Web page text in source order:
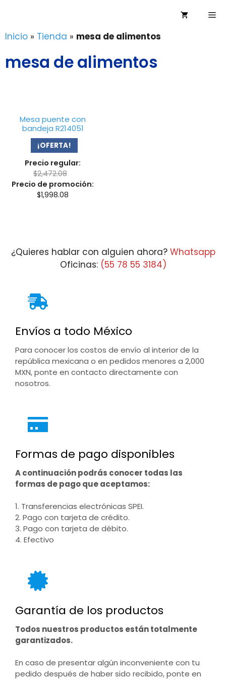
contenido
Inicio » Tienda » mesa de alimentos
mesa de alimentos
Mesa puente con
bandeja R214051
¡OFERTA!
Precio regular:
$2,472.08
Precio de promoción:
$1,998.08
¿Quieres hablar con alguien ahora? Whatsapp
Oficinas: (55 78 55 3184)
Envíos a todo México
Para conocer los costos de envío al interior de la
república mexicana o en pedidos menores a 2,000
MXN, ponte en contacto directamente con
nosotros.
Formas de pago disponibles
A continuación podrás conocer todas las
formas de pago que aceptamos:
1. Transferencias electrónicas SPEI.
2. Pago con tarjeta de crédito.
3. Pago con tarjeta de débito.
4. Efectivo
Garantía de los productos
Todos nuestros productos están totalmente
garantizados.
En caso de presentar algún inconveniente con tu
pedido después de haber sido recibido, ponte en